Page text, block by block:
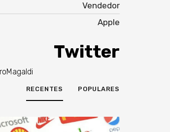
Vendedor
Apple
Twitter
POPULARES
RECENTES